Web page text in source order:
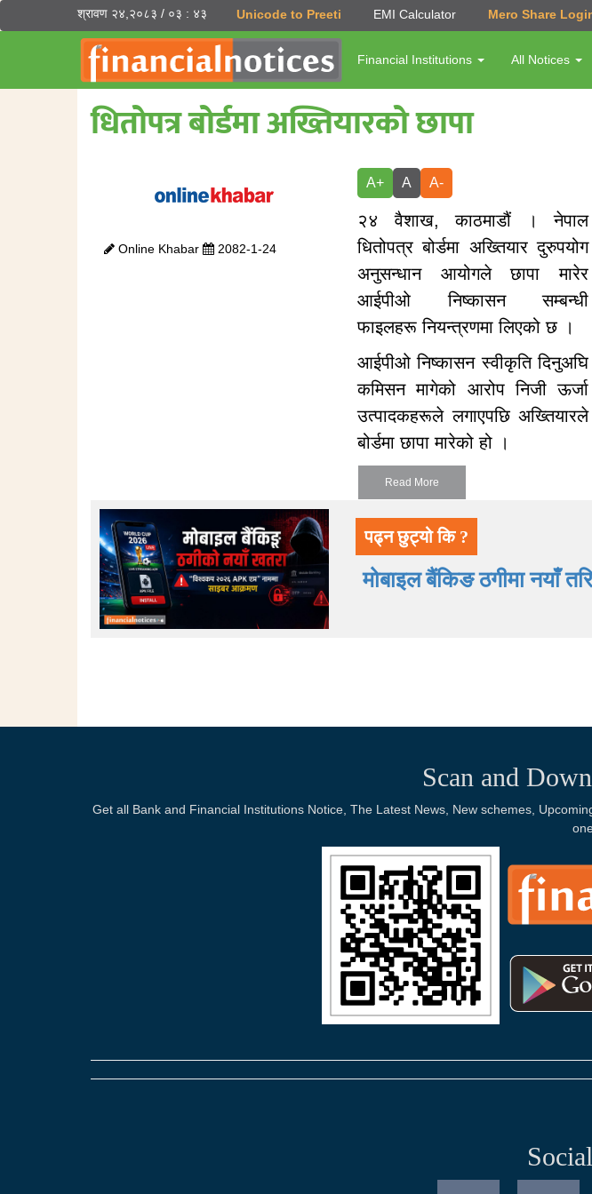
श्रावण २४,२०८३ / ०३ : ४३ Unicode to Preeti EMI Calculator Mero Share
Financial Institutions All Notices
धितोपत्र बोर्डमा अख्तियारको छापा
Online Khabar 2082-1-24
A+ A A-
२४ वैशाख, काठमाडौं । नेपाल
धितोपत्र बोर्डमा अख्तियार दुरुपयोग
अनुसन्धान आयोगले छापा मारेर
आईपीओ निष्कासन सम्बन्धी
फाइलहरू नियन्त्रणमा लिएको छ ।
आईपीओ निष्कासन स्वीकृति दिनुअघि
कमिसन मागेको आरोप निजी ऊर्जा
उत्पादकहरूले लगाएपछि अख्तियारले
बोर्डमा छापा मारेको हो ।
Read More
पढ्न छुट्यो कि ?
मोबाइल बैंकिङ ठगीमा नयाँ
Scan and
Get all Bank and Financial Institutions Notice, The Latest News, New schemes,